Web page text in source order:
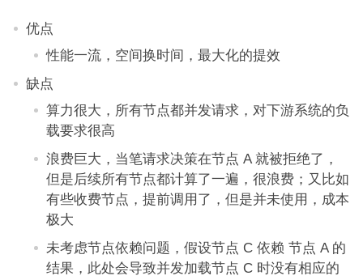
优点
性能一流，空间换时间，最大化的提效
缺点
算力很大，所有节点都并发请求，对下游系统的负
载要求很高
浪费巨大，当笔请求决策在节点 A 就被拒绝了，
但是后续所有节点都计算了一遍，很浪费；又比如
有些收费节点，提前调用了，但是并未使用，成本
极大
未考虑节点依赖问题，假设节点 C 依赖 节点 A 的
结果，此处会导致并发加载节点 C 时没有相应的